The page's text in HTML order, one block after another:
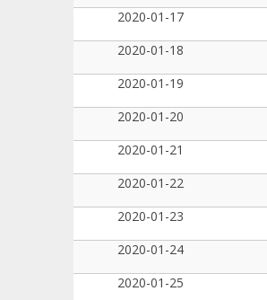
2020-01-17
2020-01-18
2020-01-19
2020-01-20
2020-01-21
2020-01-22
2020-01-23
2020-01-24
2020-01-25